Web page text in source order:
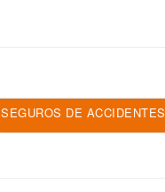
SEGUROS DE ACCIDENTES